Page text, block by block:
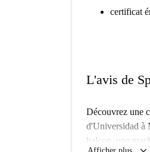
certificat
L'avis de
Découvrez une
d'Universidad à
balcon, une